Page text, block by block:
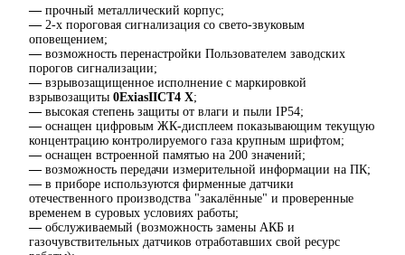
— прочный металлический корпус;
— 2-х пороговая сигнализация со свето-звуковым
оповещением;
— возможность перенастройки Пользователем заводских
порогов сигнализации;
— взрывозащищенное исполнение с маркировкой
взрывозащиты 0ExiasIICT4 X;
— высокая степень защиты от влаги и пыли IP54;
— оснащен цифровым ЖК-дисплеем показывающим текущую
концентрацию контролируемого газа крупным шрифтом;
— оснащен встроенной памятью на 200 значений;
— возможность передачи измерительной информации на ПК;
— в приборе используются фирменные датчики
отечественного производства "закалённые" и проверенные
временем в суровых условиях работы;
— обслуживаемый (возможность замены АКБ и
газочувствительных датчиков отработавших свой ресурс